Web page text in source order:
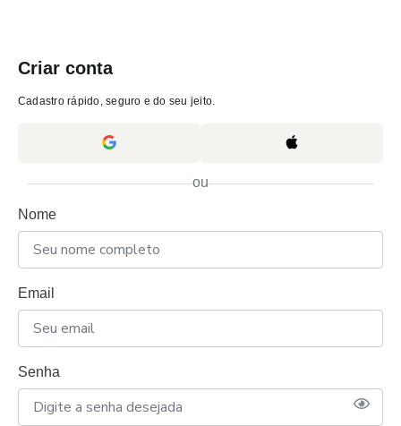
Criar conta
Cadastro rápido, seguro e do seu jeito.
ou
Nome
Email
Senha